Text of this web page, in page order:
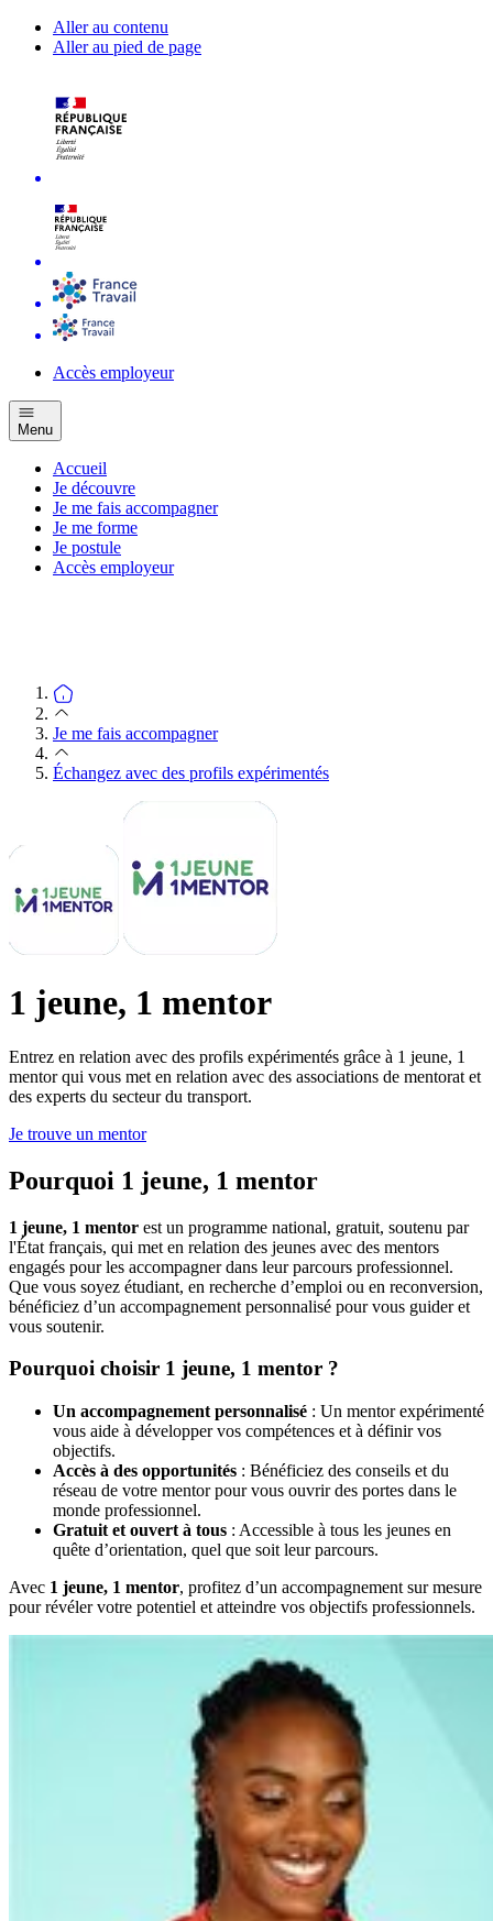
Aller au contenu
Aller au pied de page
Accès employeur
Menu
Accueil
Je découvre
Je me fais accompagner
Je me forme
Je postule
Accès employeur
Je me fais accompagner
Échangez avec des profils expérimentés
1 jeune, 1 mentor
Entrez en relation avec des profils expérimentés grâce à 1 jeune, 1
mentor qui vous met en relation avec des associations de mentorat et
des experts du secteur du transport.
Je trouve un mentor
Pourquoi 1 jeune, 1 mentor
1 jeune, 1 mentor est un programme national, gratuit, soutenu par
l'État français, qui met en relation des jeunes avec des mentors
engagés pour les accompagner dans leur parcours professionnel.
Que vous soyez étudiant, en recherche d’emploi ou en reconversion,
bénéficiez d’un accompagnement personnalisé pour vous guider et
vous soutenir.
Pourquoi choisir 1 jeune, 1 mentor ?
Un accompagnement personnalisé : Un mentor expérimenté
vous aide à développer vos compétences et à définir vos
objectifs.
Accès à des opportunités : Bénéficiez des conseils et du
réseau de votre mentor pour vous ouvrir des portes dans le
monde professionnel.
Gratuit et ouvert à tous : Accessible à tous les jeunes en
quête d’orientation, quel que soit leur parcours.
Avec 1 jeune, 1 mentor, profitez d’un accompagnement sur mesure
pour révéler votre potentiel et atteindre vos objectifs professionnels.